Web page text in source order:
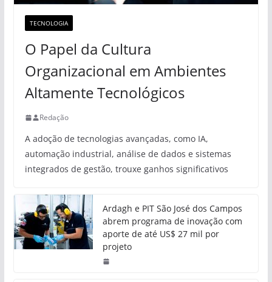
TECNOLOGIA
O Papel da Cultura
Organizacional em Ambientes
Altamente Tecnológicos
Redação
A adoção de tecnologias avançadas, como IA,
automação industrial, análise de dados e sistemas
integrados de gestão, trouxe ganhos significativos
Ardagh e PIT São José dos Campos
abrem programa de inovação com
aporte de até US$ 27 mil por
projeto